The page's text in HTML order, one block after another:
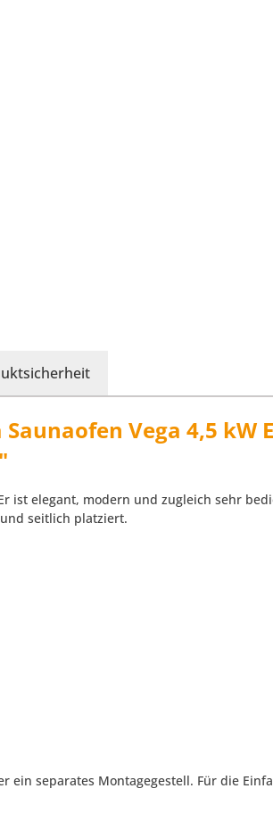
Vega 4,5 kW
ist elegant, modern und zugleich sehr
seitlich platziert.
ein separates Montagegestell. Für die